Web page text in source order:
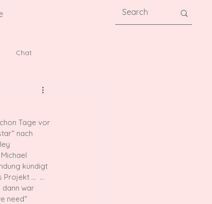
Chat
Tage vor
nach
kündigt
Projekt … …
dann war
need“